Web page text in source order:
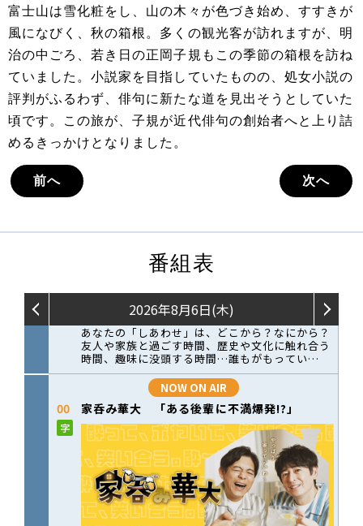
富士山は雪化粧をし、山の木々が色づき始め、すすきが
風になびく、秋の箱根。多くの観光客が訪れますが、明
治の中ごろ、若き日の正岡子規もこの季節の箱根を訪ね
ていました。小説家を目指していたものの、処女小説の
評判がふるわず、俳句に新たな道を見出そうとしていた
頃です。この旅が、子規が近代俳句の創始者へと上り詰
めるきっかけとなりました。
前へ 次へ
番組表